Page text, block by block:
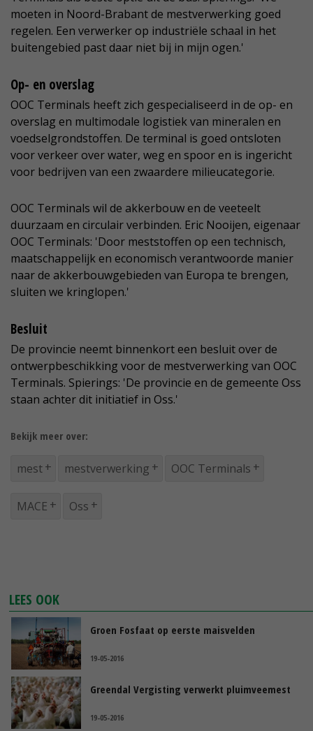
moeten in Noord-Brabant de mestverwerking goed
regelen. Een verwerker op industriële schaal in het
buitengebied past daar niet bij in mijn ogen.'
Op- en overslag
OOC Terminals heeft zich gespecialiseerd in de op- en
overslag en multimodale logistiek van mineralen en
voedselgrondstoffen. De terminal is goed ontsloten
voor verkeer over water, weg en spoor en is ingericht
voor bedrijven van een zwaardere milieucategorie.
OOC Terminals wil de akkerbouw en de veeteelt
duurzaam en circulair verbinden. Eric Nooijen, eigenaar
OOC Terminals: 'Door meststoffen op een technisch,
maatschappelijk en economisch verantwoorde manier
naar de akkerbouwgebieden van Europa te brengen,
sluiten we kringlopen.'
Besluit
De provincie neemt binnenkort een besluit over de
ontwerpbeschikking voor de mestverwerking van OOC
Terminals. Spierings: 'De provincie en de gemeente Oss
staan achter dit initiatief in Oss.'
Bekijk meer over:
mest mestverwerking OOC Terminals
MACE Oss
LEES OOK
Groen Fosfaat op eerste maisvelden
19-05-2016
Greendal Vergisting verwerkt pluimveemest
19-05-2016